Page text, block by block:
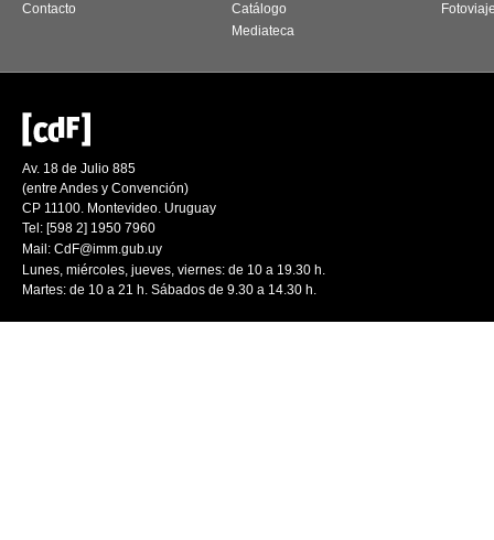
Contacto
Catálogo
Mediateca
Av. 18 de Julio 885
(entre Andes y Convención)
CP 11100. Montevideo. Uruguay
Tel: [598 2] 1950 7960
Mail: CdF@imm.gub.uy
Lunes, miércoles, jueves, viernes: de 10 a 19.30 h.
Martes: de 10 a 21 h. Sábados de 9.30 a 14.30 h.